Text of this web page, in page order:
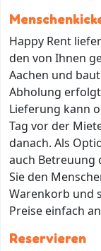
Happy Rent
den von Ihnen
Aachen und
Abholung
Lieferung kann
Tag vor der
danach. Als
auch Betreuung
Sie den
Warenkorb und
Preise einfach
Reservieren